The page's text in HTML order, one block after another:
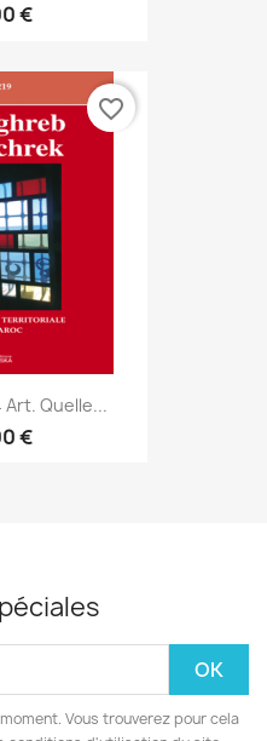
€
Art. Quelle...
€
favorite_border
Vous trouverez pour cela